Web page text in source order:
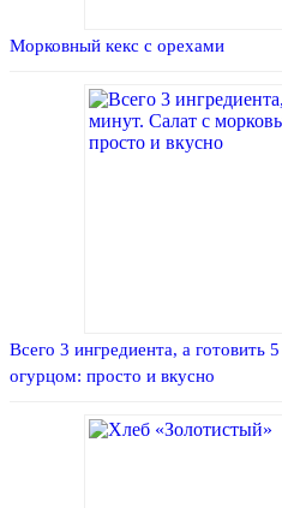
Морковный кекс с орехами
Всего 3 ингредиента, а готовить
огурцом: просто и вкусно